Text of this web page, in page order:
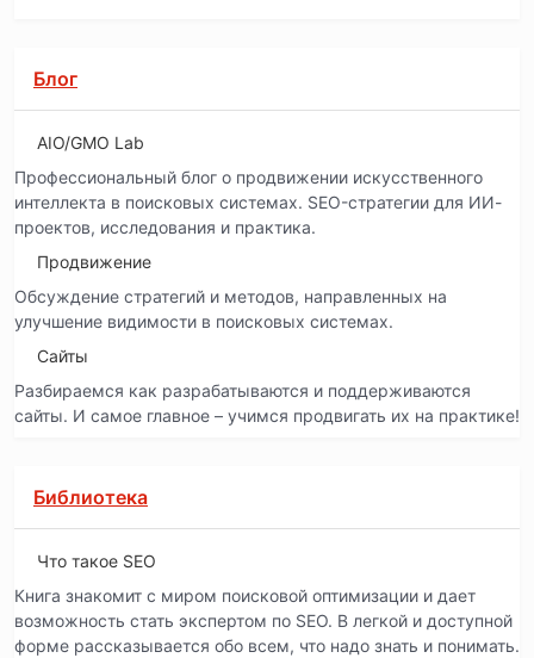
Блог
AIO/GMO Lab
Профессиональный блог о продвижении искусственного
интеллекта в поисковых системах. SEO-стратегии для ИИ-
проектов, исследования и практика.
Продвижение
Обсуждение стратегий и методов, направленных на
улучшение видимости в поисковых системах.
Сайты
Разбираемся как разрабатываются и поддерживаются
сайты. И самое главное – учимся продвигать их на практике!
Библиотека
Что такое SEO
Книга знакомит с миром поисковой оптимизации и дает
возможность стать экспертом по SEO. В легкой и доступной
форме рассказывается обо всем, что надо знать и понимать.